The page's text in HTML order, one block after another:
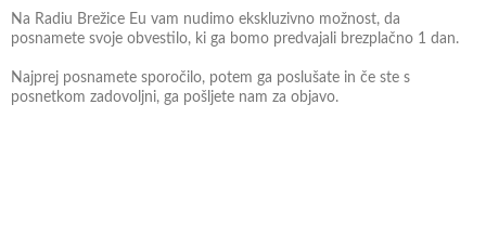
Na Radiu Brežice Eu vam nudimo ekskluzivno možnost, da
posnamete svoje obvestilo, ki ga bomo predvajali brezplačno 1 dan.
Najprej posnamete sporočilo, potem ga poslušate in če ste s
posnetkom zadovoljni, ga pošljete nam za objavo.